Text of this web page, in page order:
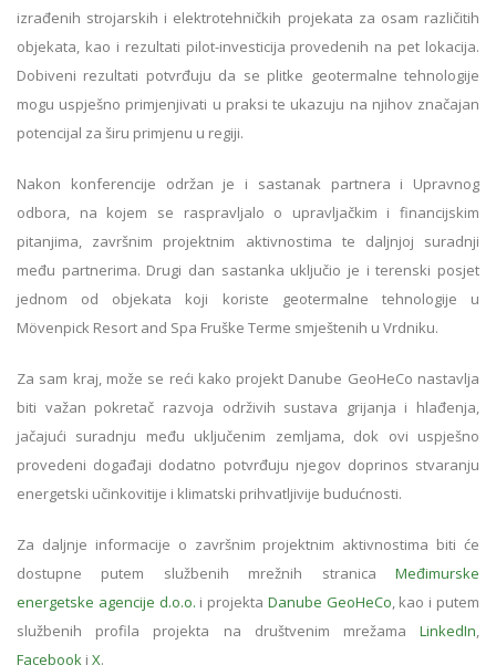
izrađenih strojarskih i elektrotehničkih projekata za osam različitih
objekata, kao i rezultati pilot-investicija provedenih na pet lokacija.
Dobiveni rezultati potvrđuju da se plitke geotermalne tehnologije
mogu uspješno primjenjivati u praksi te ukazuju na njihov značajan
potencijal za širu primjenu u regiji.
Nakon konferencije održan je i sastanak partnera i Upravnog
odbora, na kojem se raspravljalo o upravljačkim i financijskim
pitanjima, završnim projektnim aktivnostima te daljnjoj suradnji
među partnerima. Drugi dan sastanka uključio je i terenski posjet
jednom od objekata koji koriste geotermalne tehnologije u
Mövenpick Resort and Spa Fruške Terme smještenih u Vrdniku.
Za sam kraj, može se reći kako projekt Danube GeoHeCo nastavlja
biti važan pokretač razvoja održivih sustava grijanja i hlađenja,
jačajući suradnju među uključenim zemljama, dok ovi uspješno
provedeni događaji dodatno potvrđuju njegov doprinos stvaranju
energetski učinkovitije i klimatski prihvatljivije budućnosti.
Za daljnje informacije o završnim projektnim aktivnostima biti će
dostupne putem službenih mrežnih stranica Međimurske
energetske agencije d.o.o. i projekta Danube GeoHeCo , kao i putem
službenih profila projekta na društvenim mrežama LinkedIn
Facebook i X.